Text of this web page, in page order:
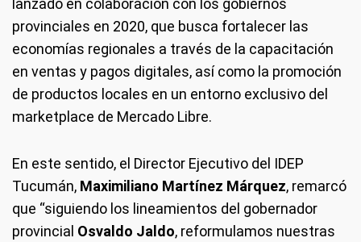
lanzado en colaboración con los gobiernos
provinciales en 2020, que busca fortalecer las
economías regionales a través de la capacitación
en ventas y pagos digitales, así como la promoción
de productos locales en un entorno exclusivo del
marketplace de Mercado Libre.
En este sentido, el Director Ejecutivo del IDEP
Tucumán, Maximiliano Martínez Márquez, remarcó
que “siguiendo los lineamientos del gobernador
provincial Osvaldo Jaldo, reformulamos nuestras